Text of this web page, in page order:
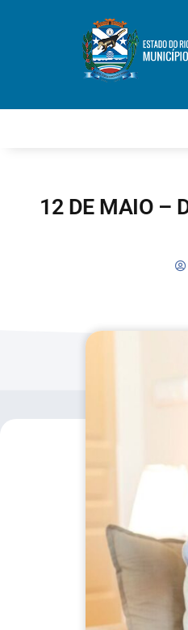
12 DE MAIO –